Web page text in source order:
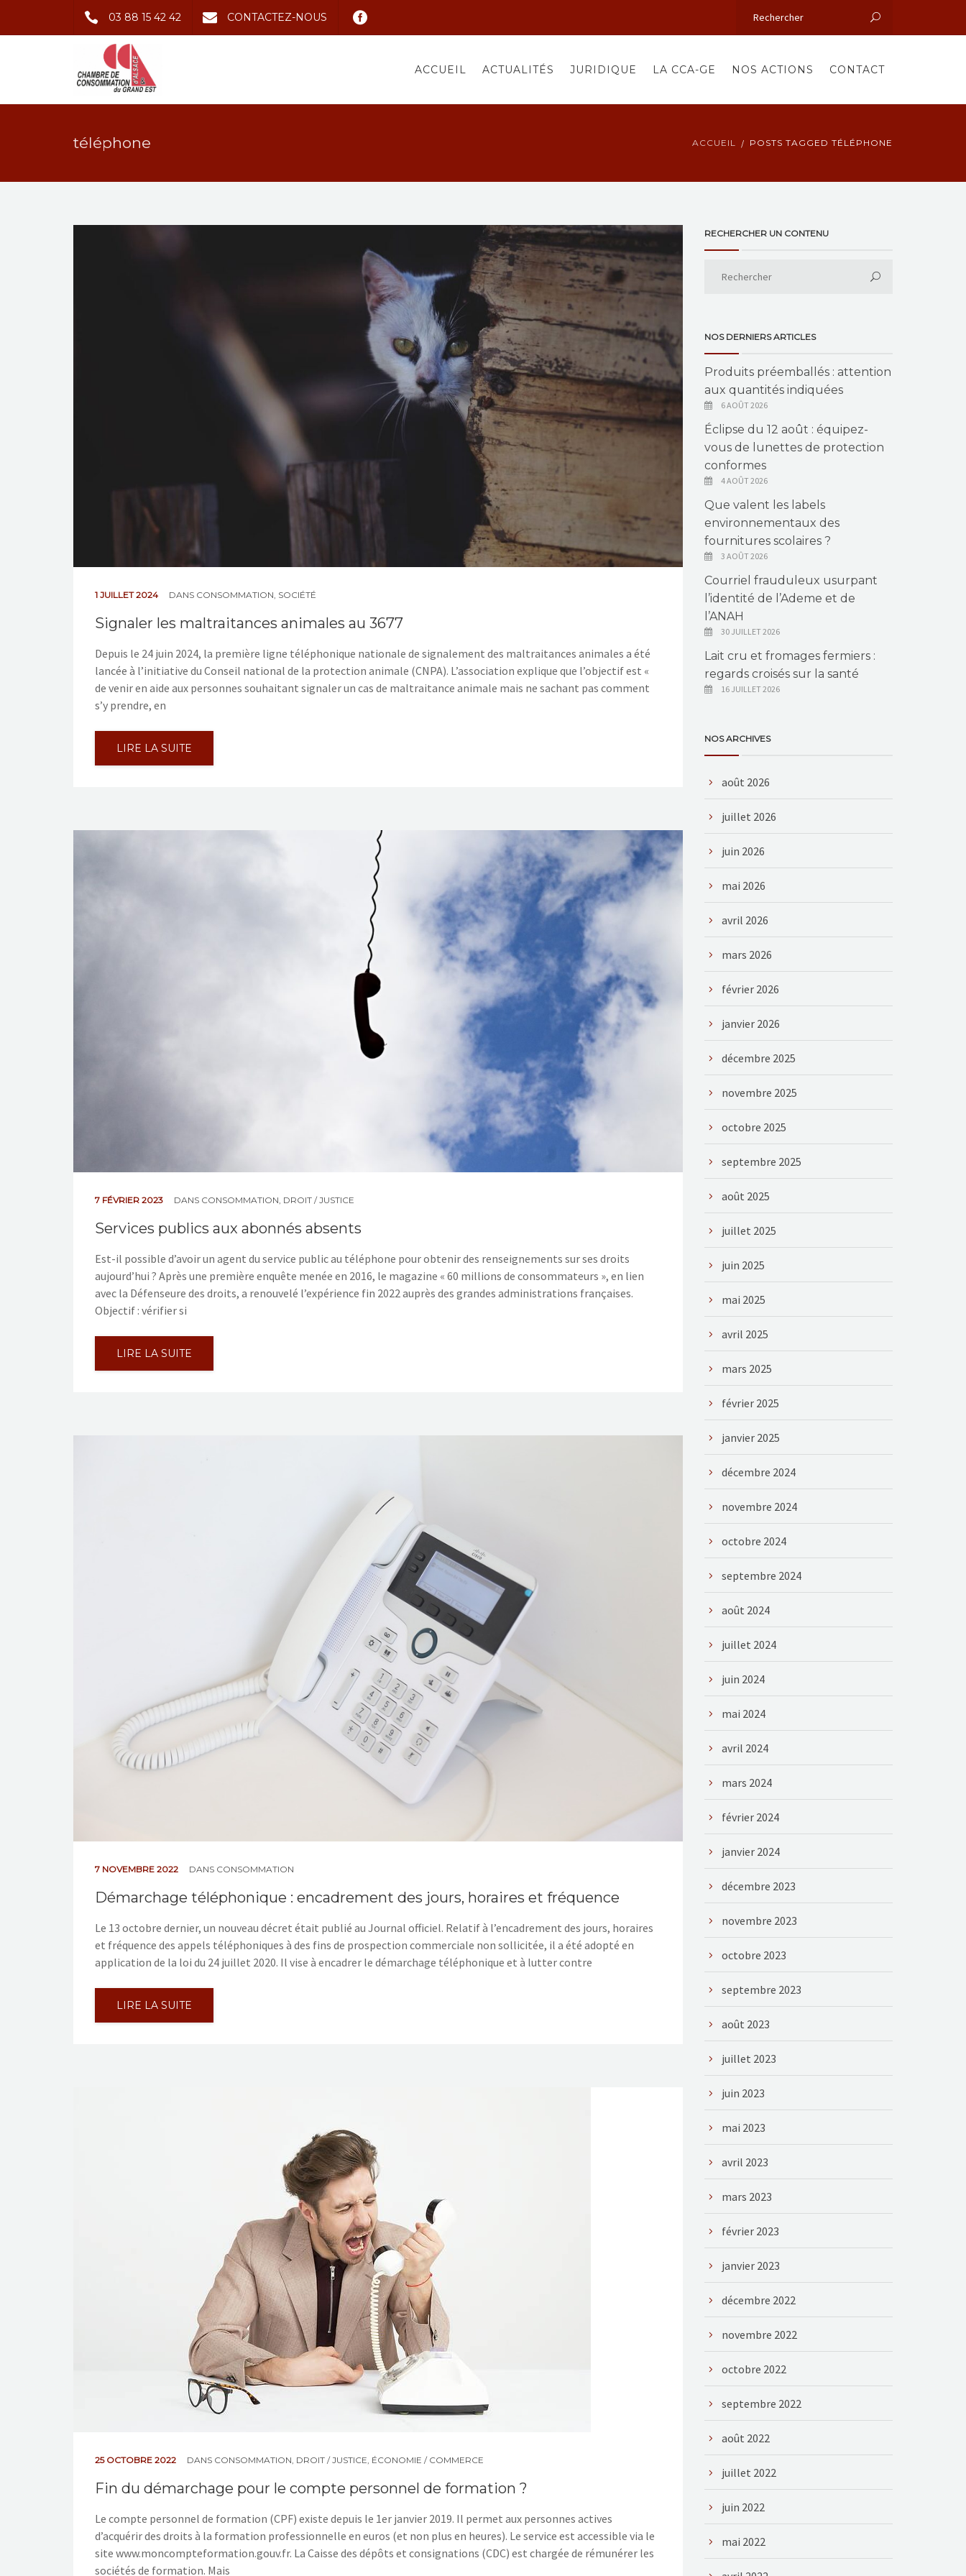
03 88 15 42 42 CONTACTEZ-NOUS
ACCUEIL ACTUALITÉS JURIDIQUE LA CCA-GE NOS ACTIONS CONTACT
téléphone ACCUEIL POSTS TAGGED TÉLÉPHONE
1 JUILLET 2024 DANS CONSOMMATION SOCIÉTÉ
Signaler les maltraitances animales au 3677
Depuis le 24 juin 2024, la première ligne téléphonique nationale de signalement des maltraitances animales a été
lancée à l’initiative du Conseil national de la protection animale (CNPA). L’association explique que l’objectif est «
de venir en aide aux personnes souhaitant signaler un cas de maltraitance animale mais ne sachant pas comment
s’y prendre, en
LIRE LA SUITE
7 FÉVRIER 2023 DANS CONSOMMATION DROIT / JUSTICE
Services publics aux abonnés absents
Est-il possible d’avoir un agent du service public au téléphone pour obtenir des renseignements sur ses droits
aujourd’hui ? Après une première enquête menée en 2016, le magazine « 60 millions de consommateurs », en lien
avec la Défenseure des droits, a renouvelé l’expérience fin 2022 auprès des grandes administrations françaises.
Objectif : vérifier si
LIRE LA SUITE
7 NOVEMBRE 2022 DANS CONSOMMATION
Démarchage téléphonique : encadrement des jours, horaires et fréquence
Le 13 octobre dernier, un nouveau décret était publié au Journal officiel. Relatif à l’encadrement des jours, horaires
et fréquence des appels téléphoniques à des fins de prospection commerciale non sollicitée, il a été adopté en
application de la loi du 24 juillet 2020. Il vise à encadrer le démarchage téléphonique et à lutter contre
LIRE LA SUITE
25 OCTOBRE 2022 DANS CONSOMMATION DROIT / JUSTICE ÉCONOMIE / COMMERCE
Fin du démarchage pour le compte personnel de formation ?
Le compte personnel de formation (CPF) existe depuis le 1er janvier 2019. Il permet aux personnes actives
d’acquérir des droits à la formation professionnelle en euros (et non plus en heures). Le service est accessible via le
site www.moncompteformation.gouv.fr. La Caisse des dépôts et consignations (CDC) est chargée de rémunérer les
sociétés de formation. Mais
RECHERCHER UN CONTENU
NOS DERNIERS ARTICLES
Produits préemballés : attention
aux quantités indiquées
6 AOÛT 2026
Éclipse du 12 août : équipez-
vous de lunettes de protection
conformes
4 AOÛT 2026
Que valent les labels
environnementaux des
fournitures scolaires ?
3 AOÛT 2026
Courriel frauduleux usurpant
l’identité de l’Ademe et de
l’ANAH
30 JUILLET 2026
Lait cru et fromages fermiers :
regards croisés sur la santé
16 JUILLET 2026
NOS ARCHIVES
août 2026
juillet 2026
juin 2026
mai 2026
avril 2026
mars 2026
février 2026
janvier 2026
décembre 2025
novembre 2025
octobre 2025
septembre 2025
août 2025
juillet 2025
juin 2025
mai 2025
avril 2025
mars 2025
février 2025
janvier 2025
décembre 2024
novembre 2024
octobre 2024
septembre 2024
août 2024
juillet 2024
juin 2024
mai 2024
avril 2024
mars 2024
février 2024
janvier 2024
décembre 2023
novembre 2023
octobre 2023
septembre 2023
août 2023
juillet 2023
juin 2023
mai 2023
avril 2023
mars 2023
février 2023
janvier 2023
décembre 2022
novembre 2022
octobre 2022
septembre 2022
août 2022
juillet 2022
juin 2022
mai 2022